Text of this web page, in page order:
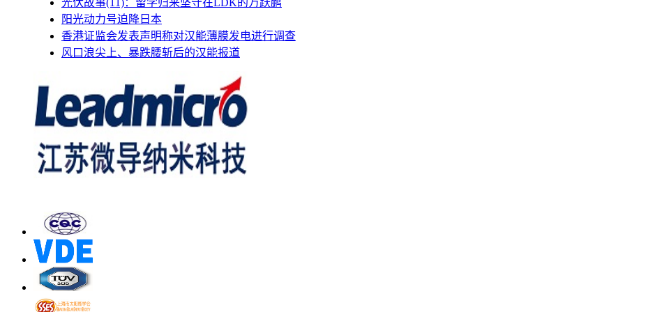
阳光动力号迫降日本
香港证监会发表声明称对汉能薄膜发电进行调查
风口浪尖上、暴跌腰斩后的汉能报道